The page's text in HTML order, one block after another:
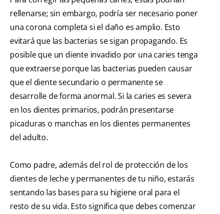
rellenarse; sin embargo, podría ser necesario poner
una corona completa si el daño es amplio. Esto
evitará que las bacterias se sigan propagando. Es
posible que un diente invadido por una caries tenga
que extraerse porque las bacterias pueden causar
que el diente secundario o permanente se
desarrolle de forma anormal. Si la caries es severa
en los dientes primarios, podrán presentarse
picaduras o manchas en los dientes permanentes
del adulto.
Como padre, además del rol de protección de los
dientes de leche y permanentes de tu niño, estarás
sentando las bases para su higiene oral para el
resto de su vida. Esto significa que debes comenzar